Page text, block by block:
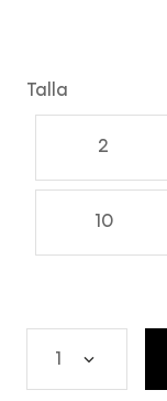
Talla
2
10